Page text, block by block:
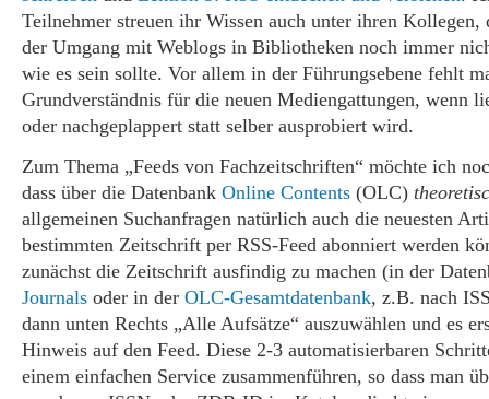
Teilnehmer streuen ihr Wissen auch unter ihren Kollegen,
der Umgang mit Weblogs in Bibliotheken noch immer
wie es sein sollte. Vor allem in der Führungsebene fehlt
Grundverständnis für die neuen Mediengattungen, wenn
oder nachgeplappert statt selber ausprobiert wird.
Zum Thema „Feeds von Fachzeitschriften“ möchte ich
dass über die Datenbank Online Contents (OLC)
allgemeinen Suchanfragen natürlich auch die neuesten
bestimmten Zeitschrift per RSS-Feed abonniert werden
zunächst die Zeitschrift ausfindig zu machen (in der
Journals oder in der OLC-Gesamtdatenbank, z.B. nach
dann unten Rechts „Alle Aufsätze“ auszuwählen und es
Hinweis auf den Feed. Diese 2-3 automatisierbaren
einem einfachen Service zusammenführen, so dass man